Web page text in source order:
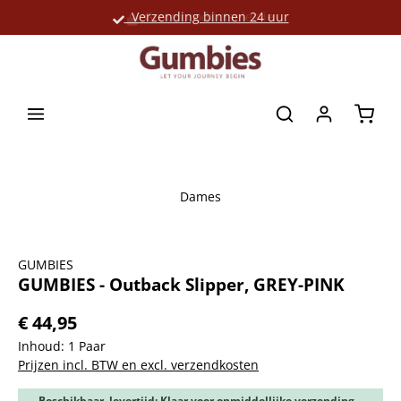
Verzending binnen 24 uur
Grote productselectie
Dames
GUMBIES
GUMBIES - Outback Slipper, GREY-PINK
€ 44,95
Inhoud: 1 Paar
Prijzen incl. BTW en excl. verzendkosten